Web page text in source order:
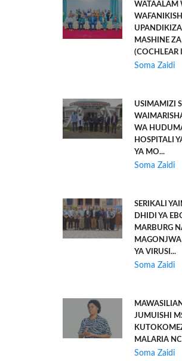
WATAALAM
MASHINE
(COCHLEAR
Soma Zaidi
USIMAMIZI
WA
HOSPITALI
YA MO...
Soma Zaidi
SERIKALI
DHIDI YA
MARBURG
MAGONJWA
YA VIRUSI...
Soma Zaidi
JUMUISHI
MALARIA
Soma Zaidi